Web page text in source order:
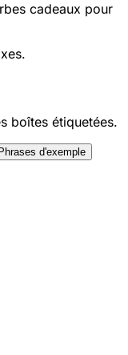
cadeaux pour
boîtes étiquetées.
Phrases d'exemple